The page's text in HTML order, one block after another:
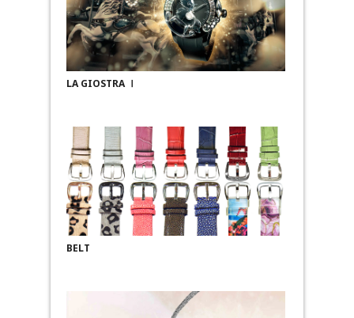
LA GIOSTRA Ⅰ
BELT